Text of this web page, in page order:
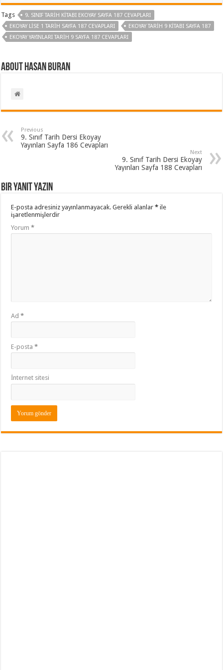
Tags
9. SINIF TARIH KITABI EKOYAY SAYFA 187 CEVAPLARI
EKOYAY LISE 1 TARIH SAYFA 187 CEVAPLARI
EKOYAY TARIH 9 KITABI SAYFA 187
EKOYAY YAYINLARI TARIH 9 SAYFA 187 CEVAPLARI
About Hasan BURAN
Previous
9. Sınıf Tarih Dersi Ekoyay
Yayınları Sayfa 186 Cevapları
Next
9. Sınıf Tarih Dersi Ekoyay
Yayınları Sayfa 188 Cevapları
Bir yanıt yazın
E-posta adresiniz yayınlanmayacak. Gerekli alanlar* ile
işaretlenmişlerdir
Yorum*
Ad*
E-posta*
İnternet sitesi